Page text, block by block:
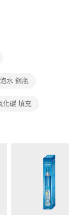
水 鋼瓶
化碳 填充